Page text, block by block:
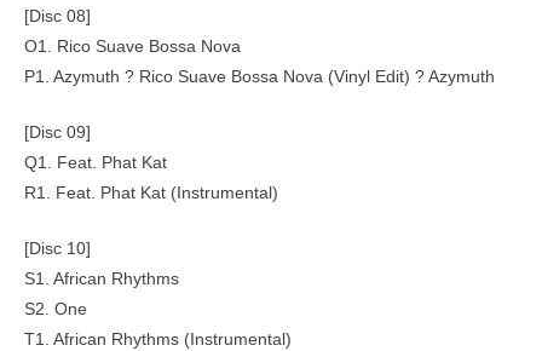
[Disc 08]
O1. Rico Suave Bossa Nova
P1. Azymuth ? Rico Suave Bossa Nova (Vinyl Edit) ? Azymuth
[Disc 09]
Q1. Feat. Phat Kat
R1. Feat. Phat Kat (Instrumental)
[Disc 10]
S1. African Rhythms
S2. One
T1. African Rhythms (Instrumental)